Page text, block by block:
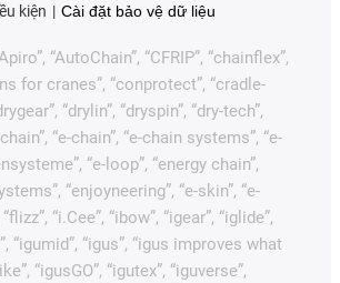
kiện
Cài đặt bảo vệ dữ liệu
“AutoChain”, “CFRIP”, “chainflex”,
for cranes”, “conprotect”, “cradle-
“drylin”, “dryspin”, “dry-tech”,
“e-chain”, “e-chain systems”, “e-
“e-loop”, “energy chain”,
“enjoyneering”, “e-skin”, “e-
“i.Cee”, “ibow”, “igear”, “iglide”,
“igumid”, “igus”, “igus improves what
“igusGO”, “igutex”, “iguverse”,